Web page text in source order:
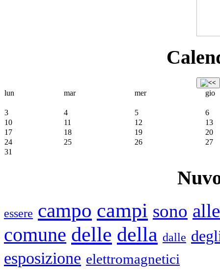
lun
mar mer gio
3 4 5
6
10
11 12
13
17
18 19
20
24
25 26
27
31
essere campo campi sono alle
comune delle della dalle
esposizione elettromagnetici